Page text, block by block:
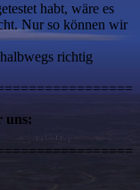
habt, wäre es
Nur so können wir
richtig
uns: